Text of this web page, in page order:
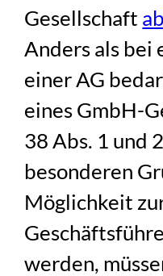
Gesellschaft
Anders als bei
einer AG
eines GmbH-
38 Abs. 1 und
besonderen
Möglichkeit
werden,